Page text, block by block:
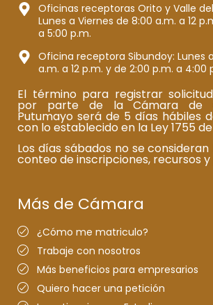
Oficinas receptoras Orito y Valle
Lunes a Viernes de 8:00 a.m. a 12
a 5:00 p.m.
Oficina receptora Sibundoy: Lunes
a.m. a 12 p.m. y de 2:00 p.m. a 4:00
El término para registrar
por parte de la Cámara de
Putumayo será de 5 días hábiles
con lo establecido en la Ley 1755 de
Los días sábados no se
conteo de inscripciones, recursos
Más de Cámara
¿Cómo me matriculo?
Trabaje con nosotros
Más beneficios para empresarios
Quiero hacer una petición